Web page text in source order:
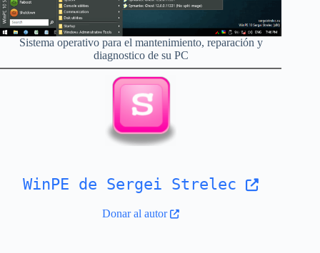
Sistema operativo para el mantenimiento, reparación y
diagnostico de su PC
WinPE de Sergei Strelec
Donar al autor